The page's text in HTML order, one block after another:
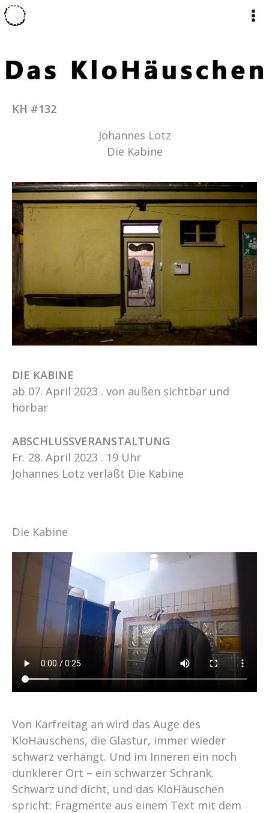
Zum
Inhalt
KH #132
Johannes Lotz
Die Kabine
DIE KABINE
ab 07. April 2023 . von außen sichtbar und
hörbar
ABSCHLUSSVERANSTALTUNG
Fr. 28. April 2023 . 19 Uhr
Johannes Lotz verläßt Die Kabine
Die Kabine
Von Karfreitag an wird das Auge des
KloHäuschens, die Glastür, immer wieder
schwarz verhängt. Und im Inneren ein noch
dunklerer Ort – ein schwarzer Schrank.
Schwarz und dicht, und das KloHäuschen
spricht: Fragmente aus einem Text mit dem